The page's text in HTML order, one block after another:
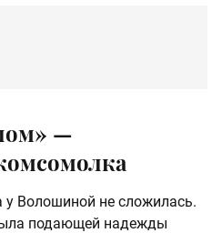
—
у Волошиной не сложилась.
подающей надежды